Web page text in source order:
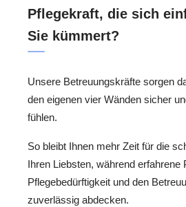
Pflegekraft, die sich
Sie kümmert?
Unsere Betreuungskräfte sorgen
den eigenen vier Wänden sicher
fühlen.
So bleibt Ihnen mehr Zeit für die
Ihren Liebsten, während erfahrene
Pflegebedürftigkeit und den
zuverlässig abdecken.